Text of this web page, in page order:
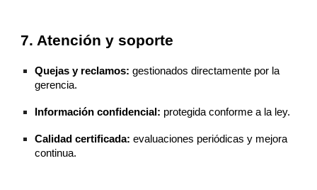
7. Atención y soporte
Quejas y reclamos: gestionados directamente por la
gerencia.
Información confidencial: protegida conforme a la ley.
Calidad certificada: evaluaciones periódicas y mejora
continua.